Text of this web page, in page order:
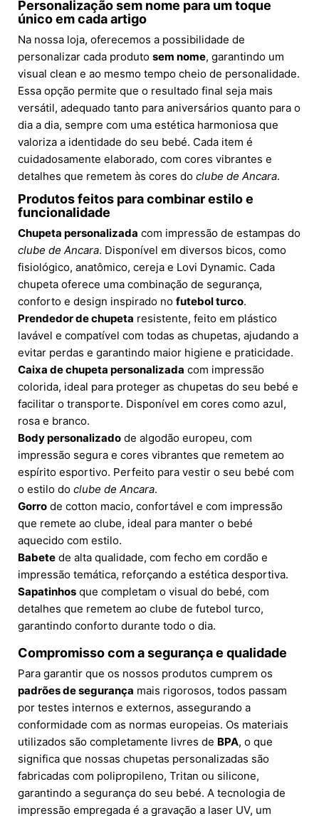
Personalização sem nome para um toque
único em cada artigo
Na nossa loja, oferecemos a possibilidade de
personalizar cada produto sem nome, garantindo um
visual clean e ao mesmo tempo cheio de personalidade.
Essa opção permite que o resultado final seja mais
versátil, adequado tanto para aniversários quanto para o
dia a dia, sempre com uma estética harmoniosa que
valoriza a identidade do seu bebé. Cada item é
cuidadosamente elaborado, com cores vibrantes e
detalhes que remetem às cores do clube de Ancara.
Produtos feitos para combinar estilo e
funcionalidade
Chupeta personalizada com impressão de estampas do
clube de Ancara. Disponível em diversos bicos, como
fisiológico, anatômico, cereja e Lovi Dynamic. Cada
chupeta oferece uma combinação de segurança,
conforto e design inspirado no futebol turco.
Prendedor de chupeta resistente, feito em plástico
lavável e compatível com todas as chupetas, ajudando a
evitar perdas e garantindo maior higiene e praticidade.
Caixa de chupeta personalizada com impressão
colorida, ideal para proteger as chupetas do seu bebé e
facilitar o transporte. Disponível em cores como azul,
rosa e branco.
Body personalizado de algodão europeu, com
impressão segura e cores vibrantes que remetem ao
espírito esportivo. Perfeito para vestir o seu bebé com
o estilo do clube de Ancara.
Gorro de cotton macio, confortável e com impressão
que remete ao clube, ideal para manter o bebé
aquecido com estilo.
Babete de alta qualidade, com fecho em cordão e
impressão temática, reforçando a estética desportiva.
Sapatinhos que completam o visual do bebé, com
detalhes que remetem ao clube de futebol turco,
garantindo conforto durante todo o dia.
Compromisso com a segurança e qualidade
Para garantir que os nossos produtos cumprem os
padrões de segurança mais rigorosos, todos passam
por testes internos e externos, assegurando a
conformidade com as normas europeias. Os materiais
utilizados são completamente livres de BPA, o que
significa que nossas chupetas personalizadas são
fabricadas com polipropileno, Tritan ou silicone,
garantindo a segurança do seu bebé. A tecnologia de
impressão empregada é a gravação a laser UV, um